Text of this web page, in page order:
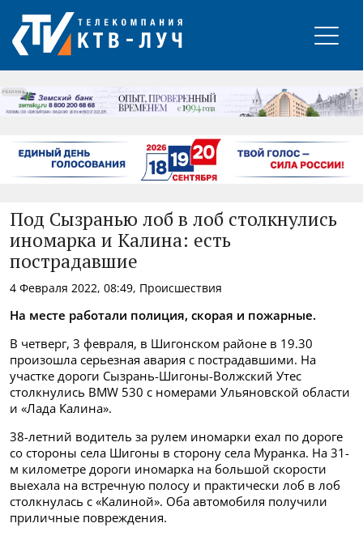
РЕКЛАМА
Под Сызранью лоб в лоб столкнулись
иномарка и Калина: есть
пострадавшие
4 Февраля 2022, 08:49, Происшествия
На месте работали полиция, скорая и пожарные.
В четверг, 3 февраля, в Шигонском районе в 19.30
произошла серьезная авария с пострадавшими. На
участке дороги Сызрань-Шигоны-Волжский Утес
столкнулись BMW 530 с номерами Ульяновской области
и «Лада Калина».
38-летний водитель за рулем иномарки ехал по дороге
со стороны села Шигоны в сторону села Муранка. На 31-
м километре дороги иномарка на большой скорости
выехала на встречную полосу и практически лоб в лоб
столкнулась с «Калиной». Оба автомобиля получили
приличные повреждения.